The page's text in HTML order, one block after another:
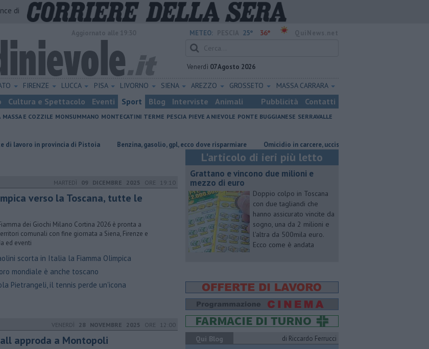
di
METEO: 25° 36°
Venerdì 07 Agosto 2026
FIRENZE LUCCA PISA LIVORNO SIENA AREZZO GROSSETO MASSA CARRARA
Cultura e Spettacolo Eventi Sport Blog Interviste Animali Pubblicità Contatti
MASSA E COZZILE MONSUMMANO MONTECATINI TERME PESCIA PIEVE A NIEVOLE PONTE BUGGIANESE SERRAVALLE
di Pistoia ​Benzina, gasolio, gpl, ecco dove risparmiare Omicidio in carcere, ucciso un detenuto
MARTEDÌ 09 DICEMBRE 2025 ORE 19:10
verso la Toscana, tutte le
dei Giochi Milano Cortina 2026 è pronta a
comunali con fine giornata a Siena, Firenze e
ed eventi
scorta in Italia la Fiamma Olimpica
mondiale è anche toscano
Pietrangeli, il tennis perde un'icona
VENERDÌ 28 NOVEMBRE 2025 ORE 12:00
approda a Montopoli
L'articolo di ieri più letto
Grattano e vincono due milioni e
mezzo di euro
Doppio colpo in Toscana
con due tagliandi che
hanno assicurato vincite da
sogno, una da 2 milioni e
l'altra da 500mila euro.
Ecco come è andata
Qui Blog di Riccardo Ferrucci